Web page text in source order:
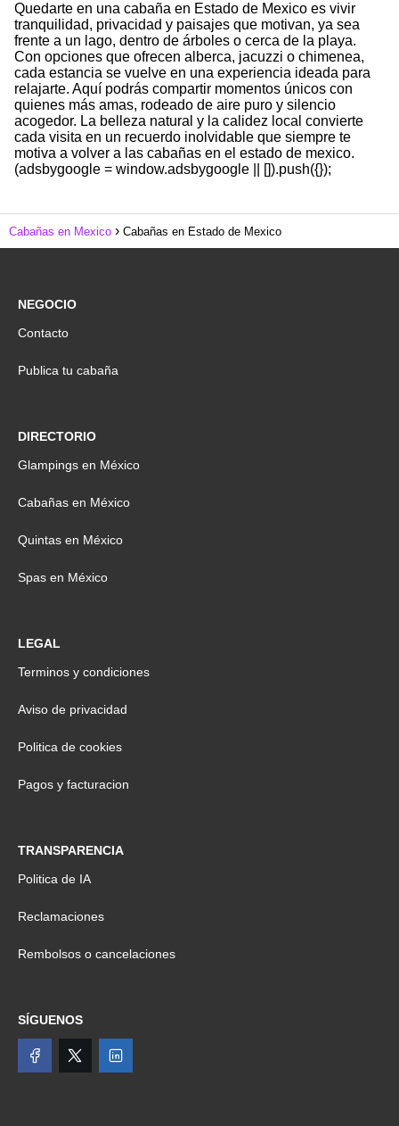
Quedarte en una cabaña en Estado de Mexico es vivir
tranquilidad, privacidad y paisajes que motivan, ya sea
frente a un lago, dentro de árboles o cerca de la playa.
Con opciones que ofrecen alberca, jacuzzi o chimenea,
cada estancia se vuelve en una experiencia ideada para
relajarte. Aquí podrás compartir momentos únicos con
quienes más amas, rodeado de aire puro y silencio
acogedor. La belleza natural y la calidez local convierte
cada visita en un recuerdo inolvidable que siempre te
motiva a volver a las cabañas en el estado de mexico.
(adsbygoogle = window.adsbygoogle || []).push({});
Cabañas en Mexico Cabañas en Estado de Mexico
NEGOCIO
Contacto
Publica tu cabaña
DIRECTORIO
Glampings en México
Cabañas en México
Quintas en México
Spas en México
LEGAL
Terminos y condiciones
Aviso de privacidad
Politica de cookies
Pagos y facturacion
TRANSPARENCIA
Politica de IA
Reclamaciones
Rembolsos o cancelaciones
SÍGUENOS